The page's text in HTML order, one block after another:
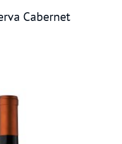
Cabernet